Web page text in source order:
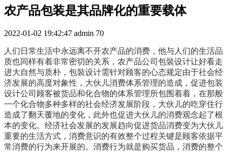
农产品包装是其品牌化的重要载体
2022-01-02 19:42:47 admin 70
人们日常生活中永远离不开农产品的消费，他与人们的生活品
质也同样有着非常密切的关系，农产品公司包裝设计让好看走
进大自然与质朴，包裝设计需针对顾客的心态规定由于社会经
济发展的高度对象性，大伙儿消费体系管理的造成，促进包装
设计公司顾客被货品和化合物的体系管理所包围着着，在那般
一个化合物多种多样的社会经济发展阶段，大伙儿的吃穿住行
造成了翻天覆地的变化，此外也促进大伙儿的消费观念起了根
本的变化。经济社会发展的发展趋向促进货品消费变为大伙儿
重要的生活方式，消费意识的有效整个过程关键是顾客依据平
常消费的行为来开展的。消费行为就是购买货品，消费的整个